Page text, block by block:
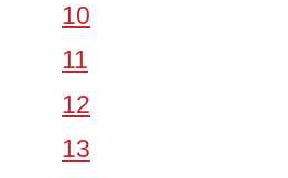
10
11
12
13